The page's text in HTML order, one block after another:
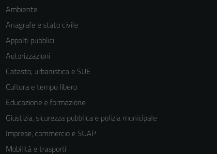
Ambiente
Anagrafe e stato civile
Appalti pubblici
Autorizzazioni
Catasto, urbanistica e SUE
Cultura e tempo libero
Educazione e formazione
Giustizia, sicurezza pubblica e polizia municipale
Imprese, commercio e SUAP
Mobilità e trasporti